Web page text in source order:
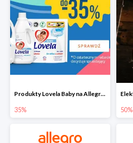
Produkty Lovela Baby na Allegro do -35%
35% 50%